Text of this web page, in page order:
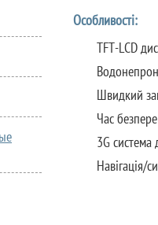
Особливості:
TFT-LCD
Швидкий
Час
3G система
Навігація/